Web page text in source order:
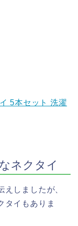
5本セット 洗濯
ネクタイ
しましたが、
タイもありま